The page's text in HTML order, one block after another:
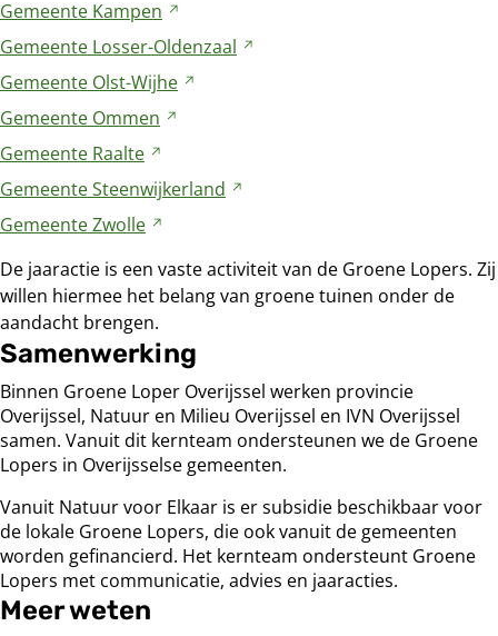
website
andere
website
Gemeente Kampen
naar
andere
Gemeente Losser-Oldenzaal
Gemeente Olst-Wijhe
website
Gemeente Ommen
andere
Gemeente Raalte
naar
website
GemeenteSteenwijkerland
andere
website
GemeenteZwolle
een
andere
De jaaractie is een vaste activiteit van de Groene Lopers. Zij
willen hiermee het belang van groene tuinen onder de
aandacht brengen.
Samenwerking
Binnen Groene Loper Overijssel werken provincie
Overijssel, Natuur en Milieu Overijssel en IVN Overijssel
samen. Vanuit dit kernteam ondersteunen we de Groene
Lopers in Overijsselse gemeenten.
Vanuit Natuur voor Elkaar is er subsidie beschikbaar voor
de lokale Groene Lopers, die ook vanuit de gemeenten
worden gefinancierd. Het kernteam ondersteunt Groene
Lopers met communicatie, advies en jaaracties.
Meer weten